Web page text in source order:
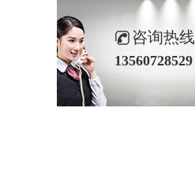
咨询热线
13560728529